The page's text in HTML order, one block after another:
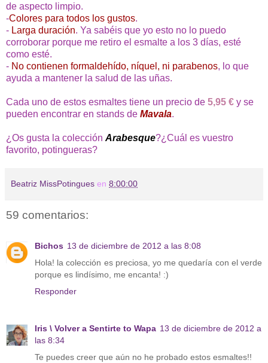
de aspecto limpio.
-Colores para todos los gustos.
- Larga duración. Ya sabéis que yo esto no lo puedo
corroborar porque me retiro el esmalte a los 3 días, esté
como esté.
- No contienen formaldehído, níquel, ni parabenos, lo que
ayuda a mantener la salud de las uñas.
Cada uno de estos esmaltes tiene un precio de 5,95 € y se
pueden encontrar en stands de Mavala.
¿Os gusta la colección Arabesque?¿Cuál es vuestro
favorito, potingueras?
Beatriz MissPotingues en 8:00:00
59 comentarios:
Bichos 13 de diciembre de 2012 a las 8:08
Hola! la colección es preciosa, yo me quedaría con el verde
porque es lindísimo, me encanta! :)
Responder
Iris \ Volver a Sentirte to Wapa 13 de diciembre de 2012 a
las 8:34
Te puedes creer que aún no he probado estos esmaltes!!